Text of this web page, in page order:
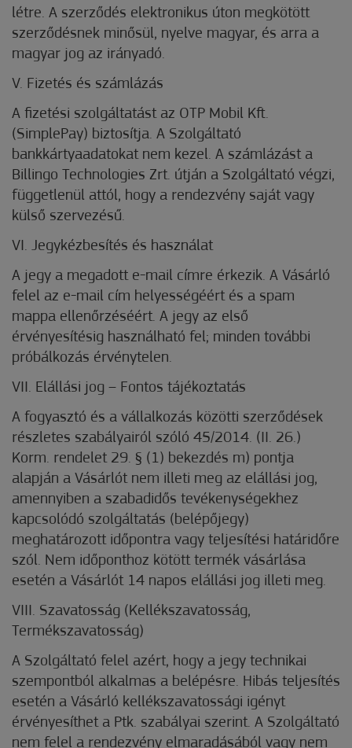
létre. A szerződés elektronikus úton megkötött
szerződésnek minősül, nyelve magyar, és arra a
magyar jog az irányadó.
V. Fizetés és számlázás
A fizetési szolgáltatást az OTP Mobil Kft.
(SimplePay) biztosítja. A Szolgáltató
bankkártyaadatokat nem kezel. A számlázást a
Billingo Technologies Zrt. útján a Szolgáltató végzi,
függetlenül attól, hogy a rendezvény saját vagy
külső szervezésű.
VI. Jegykézbesítés és használat
A jegy a megadott e-mail címre érkezik. A Vásárló
felel az e-mail cím helyességéért és a spam
mappa ellenőrzéséért. A jegy az első
érvényesítésig használható fel; minden további
próbálkozás érvénytelen.
VII. Elállási jog – Fontos tájékoztatás
A fogyasztó és a vállalkozás közötti szerződések
részletes szabályairól szóló 45/2014. (II. 26.)
Korm. rendelet 29. § (1) bekezdés m) pontja
alapján a Vásárlót nem illeti meg az elállási jog,
amennyiben a szabadidős tevékenységekhez
kapcsolódó szolgáltatás (belépőjegy)
meghatározott időpontra vagy teljesítési határidőre
szól. Nem időponthoz kötött termék vásárlása
esetén a Vásárlót 14 napos elállási jog illeti meg.
VIII. Szavatosság (Kellékszavatosság,
Termékszavatosság)
A Szolgáltató felel azért, hogy a jegy technikai
szempontból alkalmas a belépésre. Hibás teljesítés
esetén a Vásárló kellékszavatossági igényt
érvényesíthet a Ptk. szabályai szerint. A Szolgáltató
nem felel a rendezvény elmaradásából vagy nem